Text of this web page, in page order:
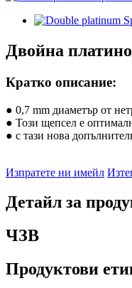
Двойна
Кратко описание:
● 0,7 mm диаметър от
● Този щепсел е
● с тази нова
Изпратете ни имейл
Детайл за
ЧЗВ
Продуктови